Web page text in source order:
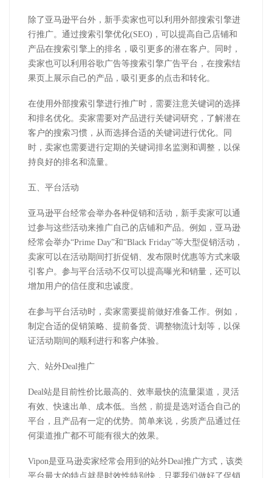
除了亚马逊平台外，新手卖家也可以利用外部搜索引擎进
行推广。通过搜索引擎优化(SEO)，可以提高自己店铺和
产品在搜索引擎上的排名，吸引更多的潜在客户。同时，
卖家也可以利用谷歌广告等搜索引擎广告平台，在搜索结
果页上展示自己的产品，吸引更多的点击和转化。
在使用外部搜索引擎进行推广时，需要注意关键词的选择
和排名优化。卖家需要对产品进行关键词研究，了解潜在
客户的搜索习惯，从而选择合适的关键词进行优化。同
时，卖家也需要进行定期的关键词排名监测和调整，以保
持良好的排名和流量。
五、平台活动
亚马逊平台经常会举办各种促销和活动，新手卖家可以通
过参与这些活动来推广自己的店铺和产品。例如，亚马逊
经常会举办“Prime Day”和“Black Friday”等大型促销活动，
卖家可以在活动期间打折促销、发布限时优惠等方式来吸
引客户。参与平台活动不仅可以提高曝光和销量，还可以
增加用户的信任度和忠诚度。
在参与平台活动时，卖家需要提前做好准备工作。例如，
制定合适的促销策略、提前备货、调整物流计划等，以保
证活动期间的顺利进行和客户体验。
六、站外Deal推广
Deal站是目前性价比最高的、效率最快的流量渠道，灵活
有效、快速出单、成本低。当然，前提是选对适合自己的
平台，且产品有一定的优势。简单来说，劣质产品通过任
何渠道推广都不可能有很大的效果。
Vipon是亚马逊卖家经常会用到的站外Deal推广方式，该类
平台最大的特点就是时效性特别快，只要我们做好了促销